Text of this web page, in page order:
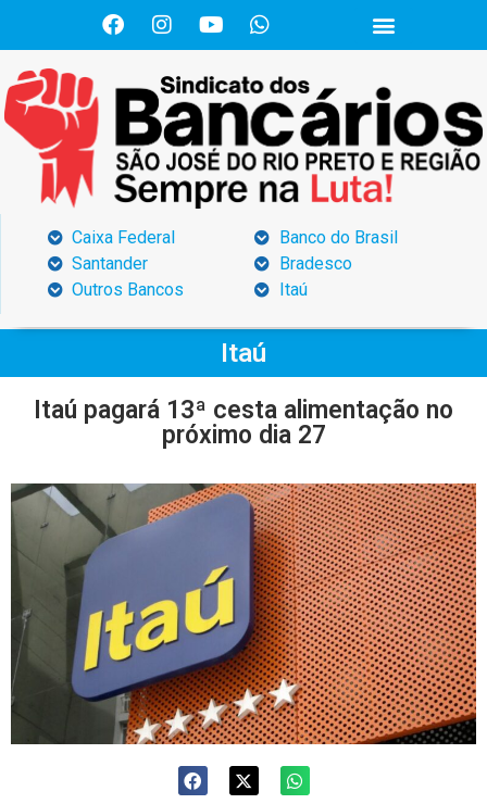
Caixa Federal
Santander
Outros Bancos
Banco do Brasil
Bradesco
Itaú
Itaú
Itaú pagará 13ª cesta alimentação no
próximo dia 27